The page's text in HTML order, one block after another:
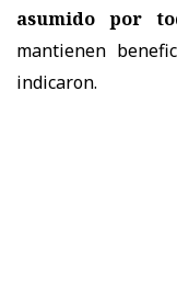
asumido por
mantienen
indicaron.